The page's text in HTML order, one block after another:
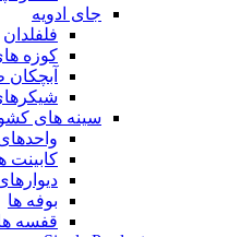
جای ادویه
فلفلدان
کوزه
سینه های
کابینت
بوفه ها
قفسه